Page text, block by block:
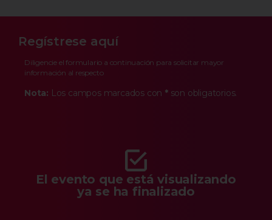
Regístrese aquí
Diligencie el formulario a continuación para solicitar mayor
información al respecto
Nota: Los campos marcados con *son obligatorios.
El evento que está visualizando
ya se ha finalizado